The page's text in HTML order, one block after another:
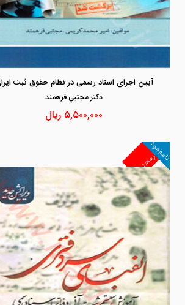
آیین اجرای اسناد رسمی در نظام حقوق ثبت
دكتر مجتبي فرهمند
۵,۵۰۰,۰۰۰ ریال
غیرمجد
ناموجود